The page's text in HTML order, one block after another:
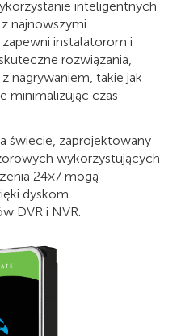
inteligentnych
najnowszymi
instalatorom i
rozwiązania,
nagrywaniem, takie jak
minimalizując czas
świecie, zaprojektowany
wykorzystujących
24×7 mogą
dyskom
DVR i NVR.